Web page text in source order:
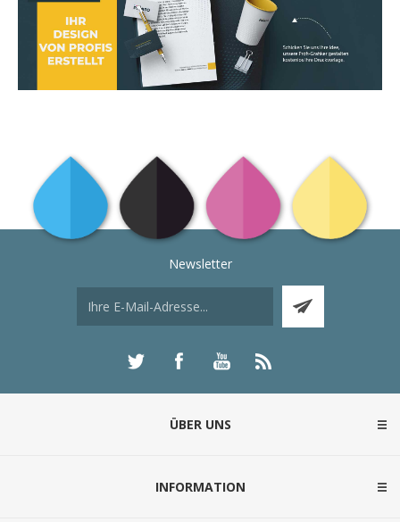
Newsletter
ÜBER UNS
INFORMATION